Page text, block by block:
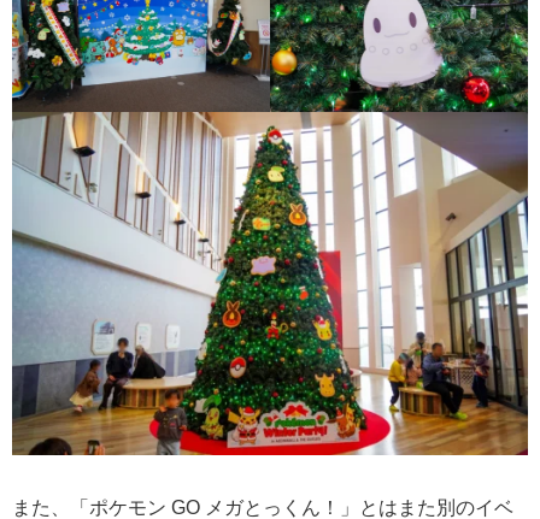
また、「ポケモン GO メガとっくん！」とはまた別のイベ